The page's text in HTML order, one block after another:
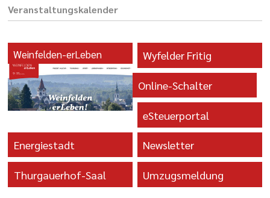
Veranstaltungs­kalender
Weinfelden-erLeben Wyfelder Fritig
Online-Schalter
eSteuerportal
Energiestadt Newsletter
Thurgauerhof-Saal Umzugsmeldung